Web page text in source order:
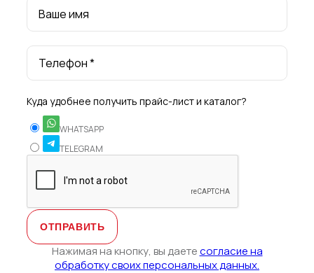
Ваше имя
Телефон *
Куда удобнее получить прайс-лист и каталог?
WHATSAPP
TELEGRAM
Нажимая на кнопку, вы даетесогласие на
обработку своих персональных данных.